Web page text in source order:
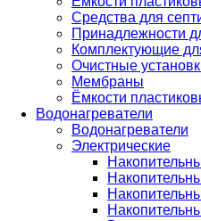
Средства для
Принадлежности
Комплектующие
Очистные
Мембраны
Ёмкости
Водонагреватели
Водонагреватели
Электрические